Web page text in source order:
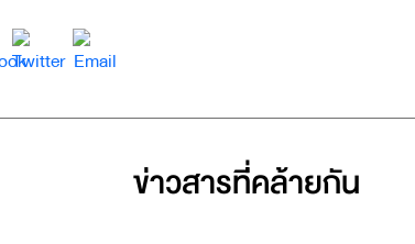
ข่าวสารที่่คล้ายกัน